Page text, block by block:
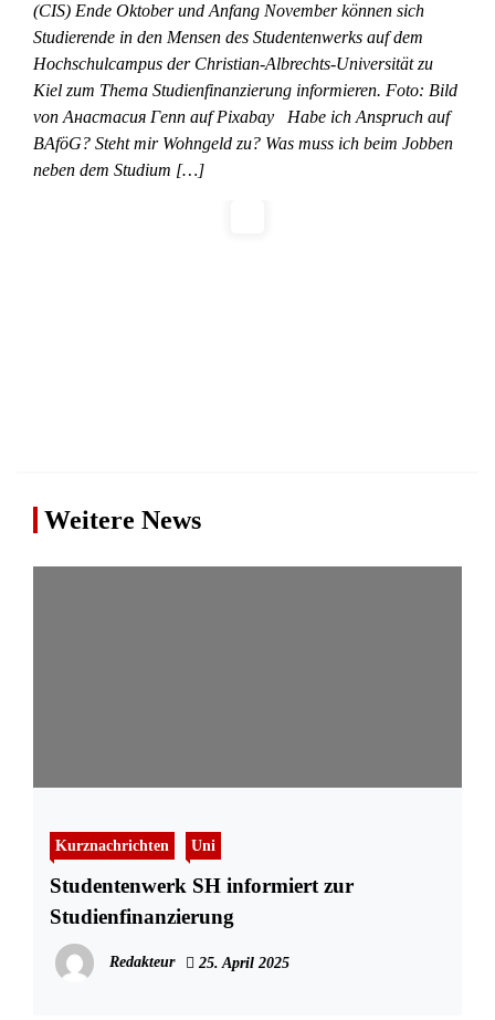
(CIS) Ende Oktober und Anfang November können sich
Studierende in den Mensen des Studentenwerks auf dem
Hochschulcampus der Christian-Albrechts-Universität zu
Kiel zum Thema Studienfinanzierung informieren. Foto: Bild
von Анастасия Гепп auf Pixabay Habe ich Anspruch auf
BAföG? Steht mir Wohngeld zu? Was muss ich beim Jobben
neben dem Studium […]
Weitere News
Kurznachrichten Uni
Studentenwerk SH informiert zur
Studienfinanzierung
Redakteur 25. April 2025